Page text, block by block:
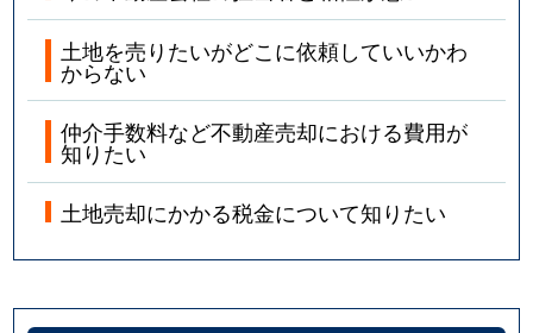
土地を売りたいがどこに依頼していいかわ
からない
仲介手数料など不動産売却における費用が
知りたい
土地売却にかかる税金について知りたい